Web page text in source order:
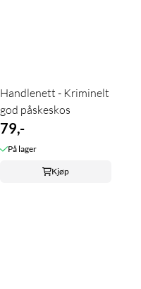
Handlenett - Kriminelt
god påskeskos
79,-
På lager
Kjøp